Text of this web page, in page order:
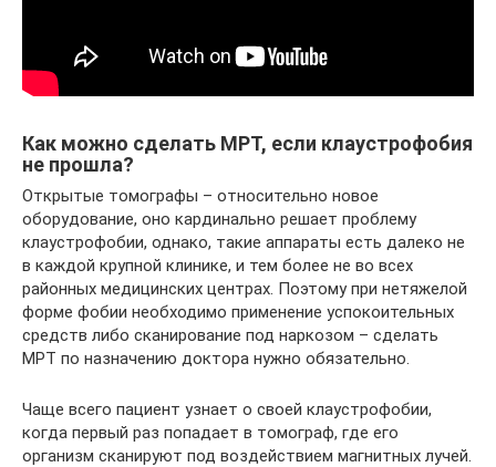
Как можно сделать МРТ, если клаустрофобия
не прошла?
Открытые томографы – относительно новое
оборудование, оно кардинально решает проблему
клаустрофобии, однако, такие аппараты есть далеко не
в каждой крупной клинике, и тем более не во всех
районных медицинских центрах. Поэтому при нетяжелой
форме фобии необходимо применение успокоительных
средств либо сканирование под наркозом – сделать
МРТ по назначению доктора нужно обязательно.
Чаще всего пациент узнает о своей клаустрофобии,
когда первый раз попадает в томограф, где его
организм сканируют под воздействием магнитных лучей.